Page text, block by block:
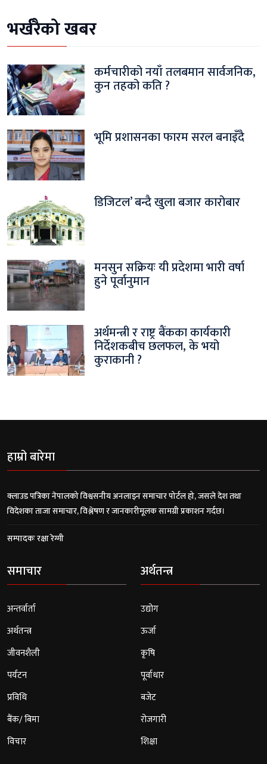
भर्खरैको खबर
कर्मचारीको नयाँ तलबमान सार्वजनिक,
कुन तहको कति ?
भूमि प्रशासनका फारम सरल बनाइँदै
डिजिटल’ बन्दै खुला बजार कारोबार
मनसुन सक्रियः यी प्रदेशमा भारी वर्षा
हुने पूर्वानुमान
अर्थमन्त्री र राष्ट्र बैंकका कार्यकारी
निर्देशकबीच छलफल, के भयो
कुराकानी ?
हाम्रो बारेमा
क्लाउड पत्रिका नेपालको विश्वसनीय अनलाइन समाचार पोर्टल हो, जसले देश तथा
विदेशका ताजा समाचार, विश्लेषण र जानकारीमूलक सामग्री प्रकाशन गर्दछ।
सम्पादकः रक्षा रेग्मी
समाचार
अन्तर्वार्ता
अर्थतन्त्र
जीवनशैली
पर्यटन
प्रविधि
बैंक/ बिमा
विचार
अर्थतन्त्र
उद्योग
ऊर्जा
कृषि
पूर्वाधार
बजेट
रोजगारी
शिक्षा